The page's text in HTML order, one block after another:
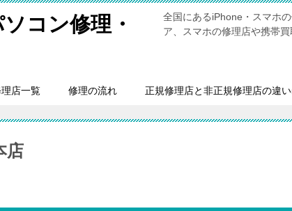
コン修理・
全国にあるiPhone・スマホ
ア、スマホの修理店や携帯
店一覧 修理の流れ 正規修理店と非正規修理店の違い
店